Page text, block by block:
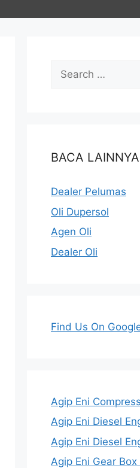
BACA LAINNYA
Dealer Pelumas
Oli Dupersol
Agen Oli
Dealer Oli
Find Us On
Agip Eni
Agip Eni Diesel
Agip Eni Diesel
Agip Eni Gear